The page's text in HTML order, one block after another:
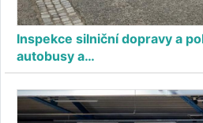
Inspekce silniční dopravy a
autobusy a…